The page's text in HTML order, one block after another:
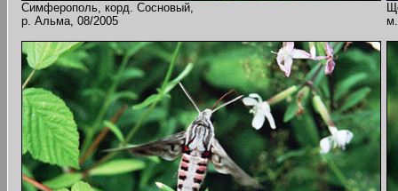
Симферополь, корд. Сосновый,
р. Альма, 08/2005